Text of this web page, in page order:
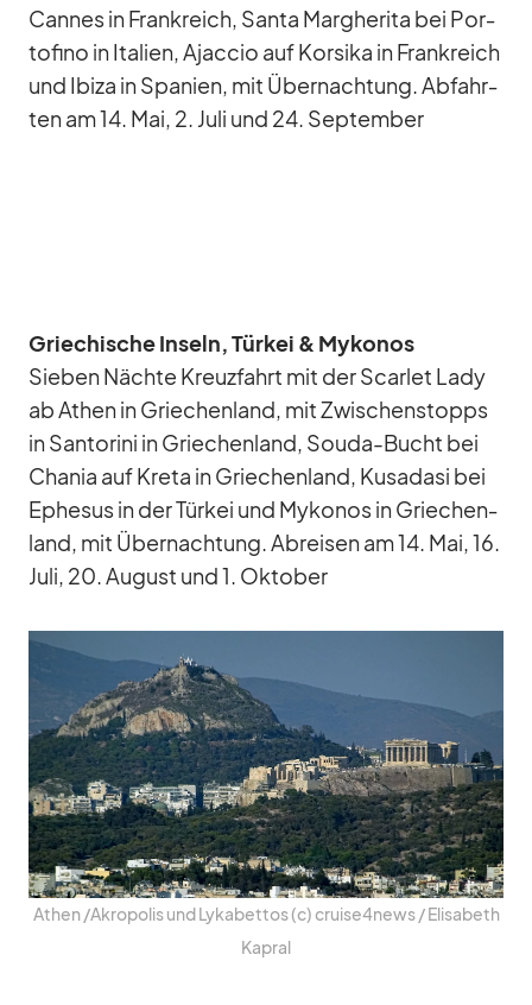
Can­nes in Frank­reich, Santa Mar­ghe­rita bei Por­
to­fino in Ita­lien, Ajac­cio auf Kor­sika in Frank­reich
und Ibiza in Spa­nien, mit Über­nach­tung. Ab­fahr­
ten am 14. Mai, 2. Juli und 24. Sep­tem­ber
Grie­chi­sche In­seln, Tür­kei & My­ko­nos
Sie­ben Nächte Kreuz­fahrt mit der Scar­let Lady
ab Athen in Grie­chen­land, mit Zwi­schen­stopps
in San­to­rini in Grie­chen­land, Souda-Bucht bei
Cha­nia auf Kreta in Grie­chen­land, Kusa­dasi bei
Ephe­sus in der Tür­kei und My­ko­nos in Grie­chen­
land, mit Über­nach­tung. Ab­rei­sen am 14. Mai, 16.
Juli, 20. Au­gust und 1. Ok­to­ber
Athen /​Akropolis und Ly­ka­bet­tos (c) cruise4news /​ Eli­sa­beth
Ka­pral